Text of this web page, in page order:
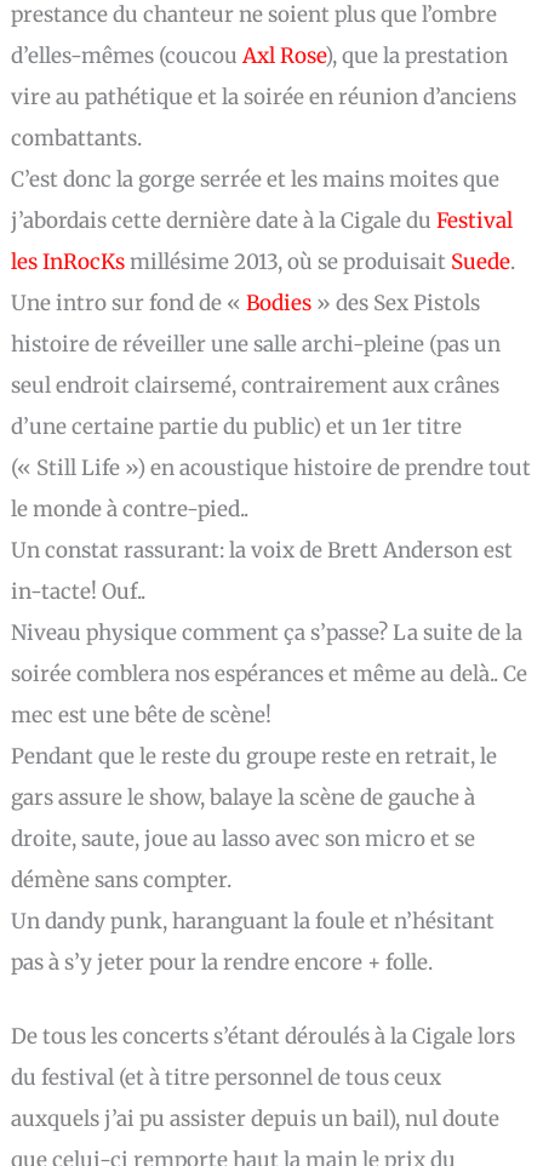
prestance du chanteur ne soient plus que l’ombre
d’elles-mêmes (coucouAxl Rose), que la prestation
vire au pathétique et la soirée en réunion d’anciens
combattants.
C’est donc la gorge serrée et les mains moites que
j’abordais cette dernière date à la Cigale duFestival
les InRocKsmillésime 2013, où se produisait Suede.
Une intro sur fond de «Bodies » des Sex Pistols
histoire de réveiller une salle archi-pleine (pas un
seul endroit clairsemé, contrairement aux crânes
d’une certaine partie du public) et un 1er titre
(« Still Life ») en acoustique histoire de prendre tout
le monde à contre-pied..
Un constat rassurant: la voix de Brett Anderson est
in-tacte! Ouf..
Niveau physique comment ça s’passe? La suite de la
soirée comblera nos espérances et même au delà.. Ce
mec est une bête de scène!
Pendant que le reste du groupe reste en retrait, le
gars assure le show, balaye la scène de gauche à
droite, saute, joue au lasso avec son micro et se
démène sans compter.
Un dandy punk, haranguant la foule et n’hésitant
pas à s’y jeter pour la rendre encore + folle.
De tous les concerts s’étant déroulés à la Cigale lors
du festival (et à titre personnel de tous ceux
auxquels j’ai pu assister depuis un bail), nul doute
que celui-ci remporte haut la main le prix du